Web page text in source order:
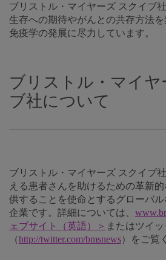
ブリストル・マイヤーズ スクイブ
生存への期待やがんとの共存方法
免疫学の発展に尽力しています。
ブリストル・マイヤ
ブ社について
ブリストル・マイヤーズ スクイブ
える患者さんを助けるための革新
供することを使命とするグローバ
企業です。詳細については、
ェブサイト（英語）＞ またはツイ
（http://twitter.com/bmsnews）をご覧